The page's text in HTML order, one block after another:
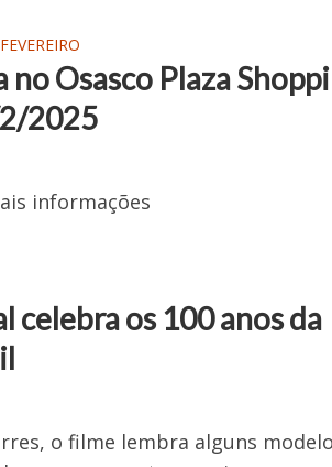
FEVEREIRO
Osasco Plaza
2/2025
informações
os 100 anos da
o filme lembra alguns